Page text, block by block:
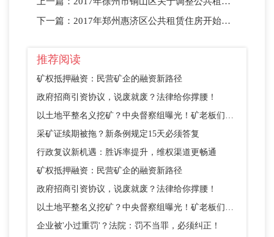
下一篇： 2017年郑州惠济区公共租赁住房开始分配（附房源信息）
推荐阅读
矿权抵押融资：民营矿企的融资新路径
政府招商引资协议，说废就废？法律给你撑腰！
以土地平整名义挖矿？中央督察组曝光！矿老板们别踩这个坑
采矿证续期被拖？新条例规定15天必须答复
行政复议新机遇：胜诉率提升，维权渠道更畅通
矿权抵押融资：民营矿企的融资新路径
政府招商引资协议，说废就废？法律给你撑腰！
以土地平整名义挖矿？中央督察组曝光！矿老板们别踩这个坑
企业被'小过重罚'？法院：罚不当罪，必须纠正！